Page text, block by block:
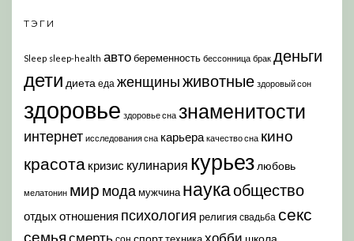
ТЭГИ
Sleep sleep-health автобеременность бессонница брак деньги
дети диета еда женщиныживотные здоровый сон
здоровье здоровье сна знаменитости
интернет исследования сна карьера качество сна кино
красота кризис кулинария курьез любовь
мелатонин мир модамужчина наукаобщество
отдых отношения психология религия свадьба секс
семья смерть спорт хобби школа